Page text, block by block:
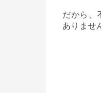
だから、
ありませ